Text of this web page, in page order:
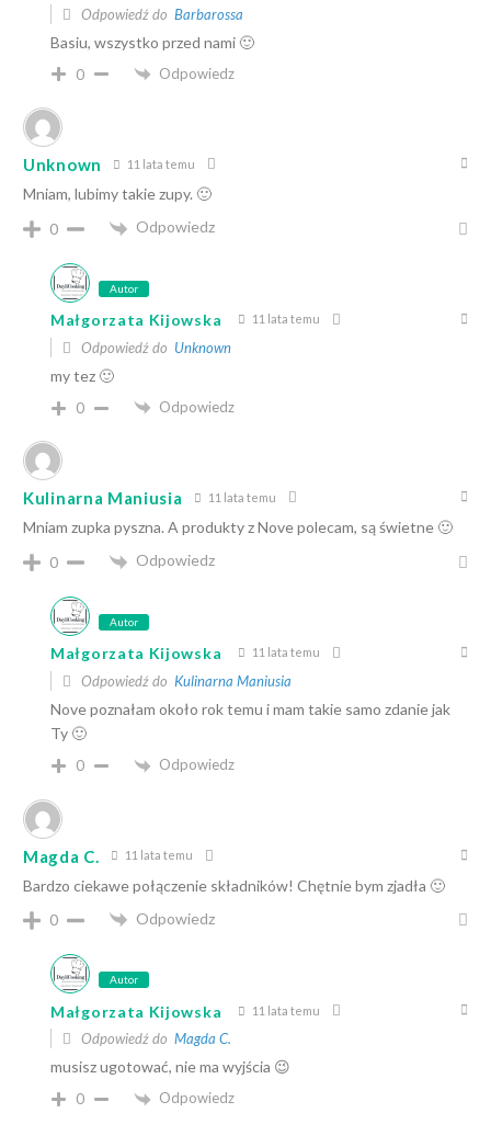
Odpowiedź do Barbarossa
Basiu, wszystko przed nami 🙂
0 Odpowiedz
Unknown 11 lata temu
Mniam, lubimy takie zupy. 🙂
0
Odpowiedz
Autor
Małgorzata Kijowska 11 lata temu
Odpowiedź do Unknown
my tez 🙂
0 Odpowiedz
Kulinarna Maniusia 11 lata temu
Mniam zupka pyszna. A produkty z Nove polecam, są świetne 🙂
0
Odpowiedz
Autor
Małgorzata Kijowska 11 lata temu
Odpowiedź do Kulinarna Maniusia
Nove poznałam około rok temu i mam takie samo zdanie jak
Ty 🙂
0 Odpowiedz
Magda C. 11 lata temu
Bardzo ciekawe połączenie składników! Chętnie bym zjadła 🙂
0
Odpowiedz
Autor
Małgorzata Kijowska 11 lata temu
Odpowiedź do Magda C.
musisz ugotować, nie ma wyjścia 😉
0 Odpowiedz